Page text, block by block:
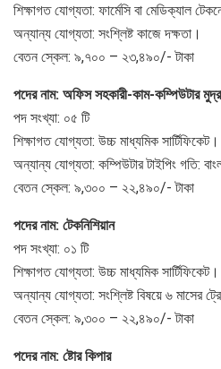
শিক্ষাগত যোগ্যতা: ফার্মেসি বা মেডিক্যাল
অন্যান্য যোগ্যতা: সংশ্লিষ্ট কাজে দক্ষতা।
বেতন স্কেল: ৯,৭০০ – ২৩,৪৯০/- টাকা
পদের নাম: অফিস সহকারী-কাম-কম্পিউটার
পদ সংখ্যা: ০৫ টি
শিক্ষাগত যোগ্যতা: উচ্চ মাধ্যমিক সার্টিফিকেট।
অন্যান্য যোগ্যতা: কম্পিউটার টাইপিং গতি:
বেতন স্কেল: ৯,৩০০ – ২২,৪৯০/- টাকা
পদের নাম: টেকনিশিয়ান
পদ সংখ্যা: ০১ টি
শিক্ষাগত যোগ্যতা: উচ্চ মাধ্যমিক সার্টিফিকেট।
অন্যান্য যোগ্যতা: সংশ্লিষ্ট বিষয়ে ৬ মাসের
বেতন স্কেল: ৯,৩০০ – ২২,৪৯০/- টাকা
পদের নাম: ষ্টোর কিপার